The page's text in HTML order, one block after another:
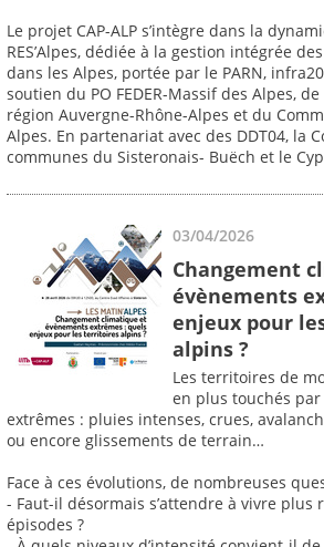
Le projet CAP-ALP s’intègre dans la
RES’Alpes, dédiée à la gestion intégrée
dans les Alpes, portée par le PARN,
soutien du PO FEDER-Massif des Alpes,
région Auvergne-Rhône-Alpes et du
Alpes. En partenariat avec des DDT04, la
communes du Sisteronais- Buëch et le
03/04/2026
Changement
évènements
enjeux pour
alpins ?
Les territoires de
en plus touchés
extrêmes : pluies intenses, crues,
ou encore glissements de terrain…
Face à ces évolutions, de nombreuses
- Faut-il désormais s’attendre à vivre plus
épisodes ?